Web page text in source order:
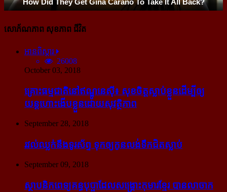
សោភ័ណភាព សុខភាព ជីវិត
អានពិស្ដារ
26008
October 03, 2018
គ្រោះធម្មជាតិនៅឥណ្ឌូនេស៊ី៖ សុខចិត្ត​ស្លាប់​ខ្លួន​ដើម្បី​ឲ្យ​
យន្ដហោះ​ងើប​ខ្លួន​ដោយ​សុវត្ថិភាព
September 28, 2018
រវល់​ឈ្លក់​នឹង​ទូរស័ព្ទ ទុក​ឲ្យ​កូន​លង់​ទឹក​ជិត​ស្លាប់
September 09, 2018
ស្ថាបនិក​ពេទ្យ​គន្ធបុប្ផា​ដែល​សង្គ្រោះ​កុមារ​ខ្មែរ​ បាន​លាចាក​